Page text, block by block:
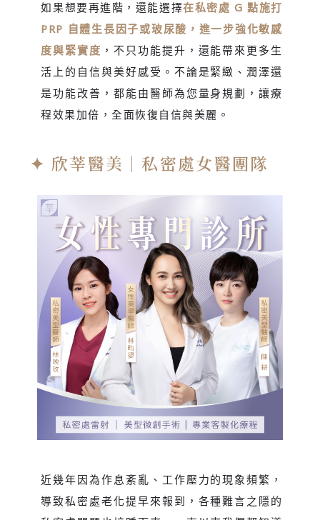
如果想要再進階，還能選擇在私密處 G 點施打
PRP 自體生長因子或玻尿酸，進一步強化敏感
度與緊實度 ，不只功能提升，還能帶來更多生
活上的自信與美好感受。不論是緊緻、潤澤還
是功能改善，都能由醫師為您量身規劃，讓療
程效果加倍，全面恢復自信與美麗。
✦ 欣莘醫美｜私密處女醫團隊
近幾年因為作息紊亂、工作壓力的現象頻繁，
導致私密處老化提早來報到，各種難言之隱的